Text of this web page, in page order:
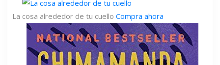
La cosa alrededor de tu cuello Compra ahora